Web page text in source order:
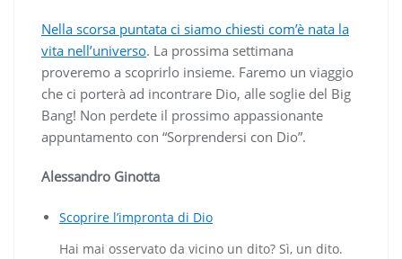
Nella scorsa puntata ci siamo chiesti com’è nata la
vita nell’universo. La prossima settimana
proveremo a scoprirlo insieme. Faremo un viaggio
che ci porterà ad incontrare Dio, alle soglie del Big
Bang! Non perdete il prossimo appassionante
appuntamento con “Sorprendersi con Dio”.
Alessandro Ginotta
Scoprire l’impronta di Dio
Hai mai osservato da vicino un dito? Sì, un dito.